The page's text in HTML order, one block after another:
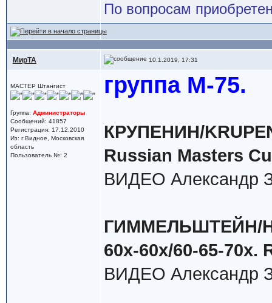
По вопросам
МирТА 10.1.2019, 17:31
МАСТЕР Штангист
Группа: Администраторы
Сообщений: 41857
Регистрация: 17.12.2010
Из: г.Видное, Московская
область
Пользователь №: 2
группа М-75.
КРУПЕНИН/
Russian Masters
ВИДЕО Александр
ГИММЕЛЬШТЕЙН/
60х-60х/60-65-70х.
ВИДЕО Александр